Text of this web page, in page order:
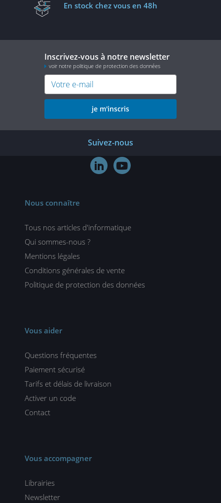
En stock chez vous en 48h
Inscrivez-vous à notre newsletter
voir notre politique de protection des données
je m'inscris
Suivez-nous
 
Nous connaître
Tous nos articles d'informatique
Qui sommes-nous ?
Mentions légales
Conditions générales de vente
Politique de protection des données
Vous aider
Questions fréquentes
Paiement sécurisé
Tarifs et délais de livraison
Activer un code
Contact
Vous accompagner
Librairies
Newsletter